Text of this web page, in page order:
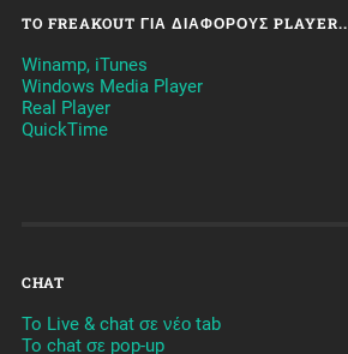
TO FREAKOUT ΓΙΑ ΔΙΆΦΟΡΟΥΣ PLAYER..
Winamp, iTunes
Windows Media Player
Real Player
QuickTime
CHAT
To Live & chat σε νέο tab
To chat σε pop-up